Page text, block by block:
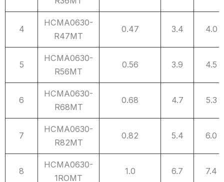
4
HCMA0630-
R47MT
0.47 3.4 4.0
5
HCMA0630-
R56MT
0.56 3.9 4.5
6
HCMA0630-
R68MT
0.68 4.7 5.3
7
HCMA0630-
R82MT
0.82 5.4 6.0
8
HCMA0630-
1ROMT
1.0 6.7 7.4